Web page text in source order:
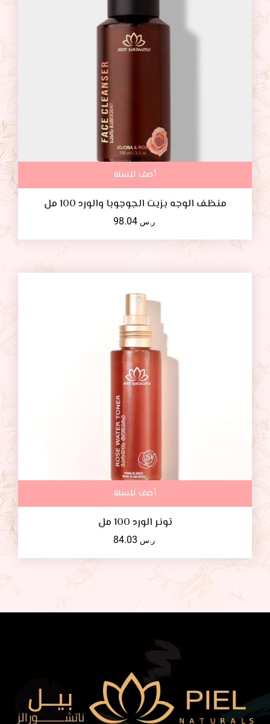
أضف للسلة
منظف ​​الوجه بزيت الجوجوبا والورد 100 مل
ر.س
أضف للسلة
تونر الورد 100 مل
ر.س